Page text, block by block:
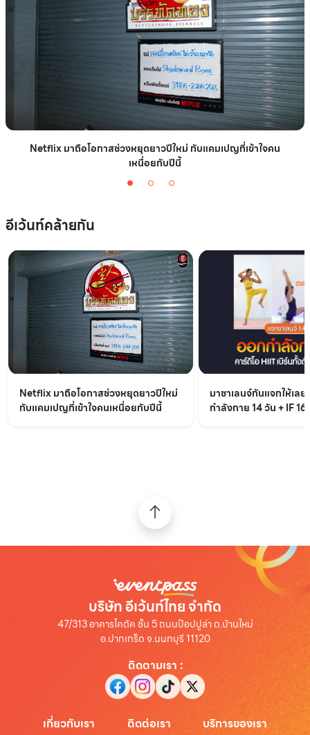
Netflix มาถือโอกาสช่วงหยุดยาวปีใหม่ กับแคมเปญที่เข้าใจคน
เหนื่อยกับปีนี้
อีเว้นท์คล้ายกัน
Netflix มาถือโอกาสช่วงหยุดยาวปีใหม่
กับแคมเปญที่เข้าใจคนเหนื่อยกับปีนี้
มาชาเลนจ์กันแจกให้เล
กำลังกาย 14 วัน + IF
บริษัท อีเว้นท์ไทย จำกัด
47/313 อาคารไคตัค ชั้น 5 ถนนป๊อปปูล่า ต.บ้านใหม่
อ.ปากเกร็ด จ.นนทบุรี 11120
ติดตามเรา :
เกี่ยวกับเรา ติดต่อเรา บริการของเรา